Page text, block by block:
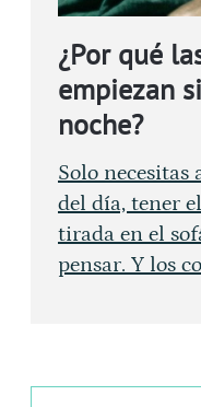
¿Por qué
empiezan
noche?
Solo
del día, tener
tirada en el
pensar. Y los